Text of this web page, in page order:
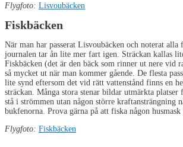
Flygfoto: Lisvoubäcken
Fiskbäcken
När man har passerat Lisvoubäcken och noterat alla
journalen tar ån lite mer fart igen. Sträckan kallas
Fiskbäcken (det är den bäck som rinner ut nere vid
så mycket ut när man kommer gående. De flesta
lite synd eftersom det vid rätt vattenstånd finns en
sträckan. Många stora stenar bildar utmärkta platser
stå i strömmen utan någon större kraftansträngning
bukfenorna. Prova gärna på att fiska någon husmask
Flygfoto: Fiskbäcken